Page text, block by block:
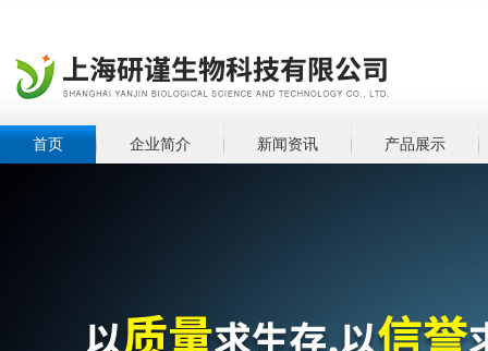
首页 企业简介 新闻资讯 产品展示